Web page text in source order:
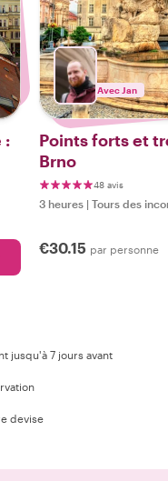
:
Avec Jan
Points forts et
Brno
48 avis
3 heures | Tours des
€30.15 par personne
jusqu'à 7 jours avant
devise